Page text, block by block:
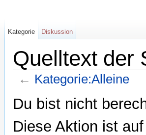
Quelltext der
← Kategorie:Alleine
Du bist nicht
Diese Aktion ist
Kategorie Diskussion